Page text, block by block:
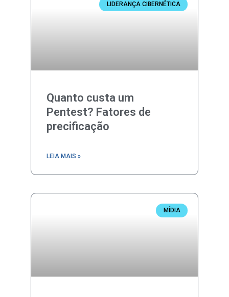
LIDERANÇA CIBERNÉTICA
Quanto custa um
Pentest? Fatores de
precificação
LEIA MAIS »
MÍDIA